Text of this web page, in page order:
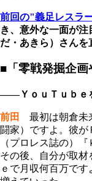
前回の"義足レスラ
き、意外な一面が
だ・あきら）さんを
■「零戦発掘企画
――ＹｏｕＴｕｂｅ
前田
最初は朝倉未
闘家）ですよ。彼が
（プロレス誌の）
その後、自分が取材
ｅで月収何百万で